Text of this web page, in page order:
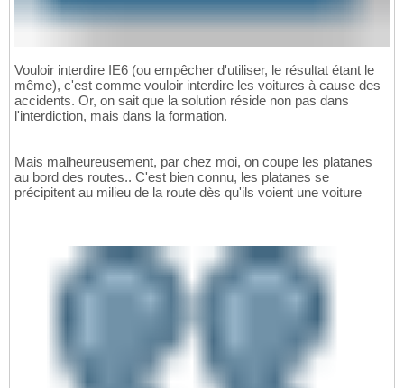
Vouloir interdire IE6 (ou empêcher d'utiliser, le résultat étant le
même), c'est comme vouloir interdire les voitures à cause des
accidents. Or, on sait que la solution réside non pas dans
l'interdiction, mais dans la formation.
Mais malheureusement, par chez moi, on coupe les platanes
au bord des routes.. C'est bien connu, les platanes se
précipitent au milieu de la route dès qu'ils voient une voiture